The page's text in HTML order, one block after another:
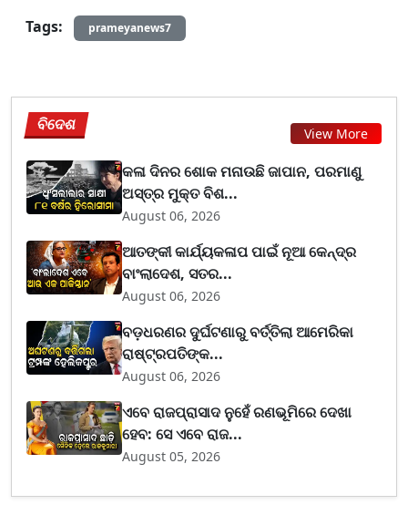
Tags:
prameyanews7
ବିଦେଶ View More
କଳା ଦିନର ଶୋକ ମନାଉଛି ଜାପାନ, ପରମାଣୁ
ଅସ୍ତ୍ର ମୁକ୍ତ ବିଶ...
August 06, 2026
ଆତଙ୍କୀ କାର୍ଯ୍ୟକଳାପ ପାଇଁ ନୂଆ କେନ୍ଦ୍ର
ବାଂଲାଦେଶ, ସତର...
August 06, 2026
ବଡ଼ଧରଣର ଦୁର୍ଘଟଣାରୁ ବର୍ତ୍ତିଲା ଆମେରିକା
ରାଷ୍ଟ୍ରପତିଙ୍କ...
August 06, 2026
ଏବେ ରାଜପ୍ରାସାଦ ନୁହେଁ ରଣଭୂମିରେ ଦେଖା
ହେବ: ସେ ଏବେ ରାଜ...
August 05, 2026